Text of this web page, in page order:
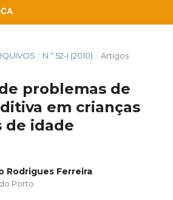
/ N.º 52-I (2010) / Artigos
problemas de
em crianças
de idade
Rodrigues Ferreira
Porto